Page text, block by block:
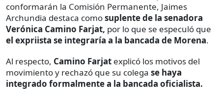
conformarán la Comisión Permanente, Jaimes
Archundia destaca comosuplente de la senadora
Verónica Camino Farjat, por lo que se especuló que
el expriista se integraría a la bancada de Morena.
Al respecto, Camino Farjat explicó los motivos del
movimiento y rechazó que su colega se haya
integrado formalmente a la bancada oficialista.